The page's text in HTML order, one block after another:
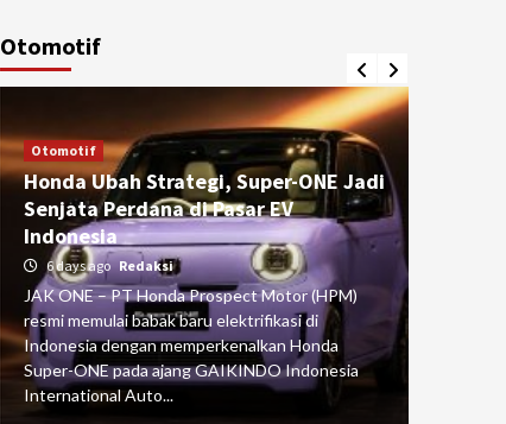
Otomotif
Otomotif
Honda Ubah Strategi, Super-ONE Jadi
Senjata Perdana di Pasar EV
Indonesia
6 days ago Redaksi
JAK ONE – PT Honda Prospect Motor (HPM)
resmi memulai babak baru elektrifikasi di
Indonesia dengan memperkenalkan Honda
Super-ONE pada ajang GAIKINDO Indonesia
International Auto...